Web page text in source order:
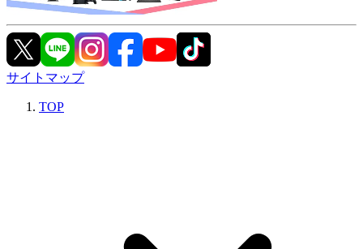
サイトマップ
TOP